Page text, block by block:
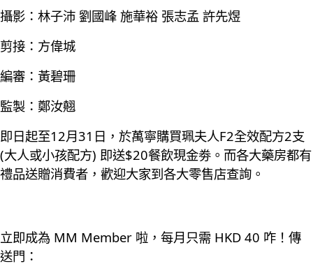
攝影：林子沛 劉國峰 施華裕 張志孟 許先煜
剪接：方偉城
編審：黃碧珊
監製：鄭汝翹
即日起至12月31日，於萬寧購買珮夫人F2全效配方2支
(大人或小孩配方) 即送$20餐飲現金劵。而各大藥房都有
禮品送贈消費者，歡迎大家到各大零售店查詢。
立即成為 MM Member 啦，每月只需 HKD 40 咋！傳
送門：